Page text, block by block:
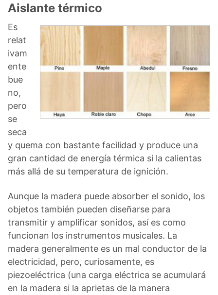
Aislante térmico
Es
relat
ivam
ente
bue
no,
pero
se
seca
y quema con bastante facilidad y produce una
gran cantidad de energía térmica si la calientas
más allá de su temperatura de ignición.
Aunque la madera puede absorber el sonido, los
objetos también pueden diseñarse para
transmitir y amplificar sonidos, así es como
funcionan los instrumentos musicales. La
madera generalmente es un mal conductor de la
electricidad, pero, curiosamente, es
piezoeléctrica (una carga eléctrica se acumulará
en la madera si la aprietas de la manera